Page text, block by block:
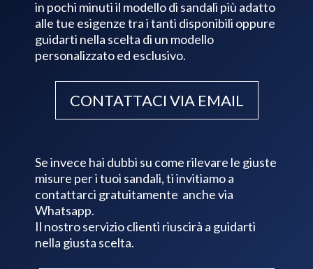
in pochi minuti il modello di sandali più adatto
alle tue esigenze tra i tanti disponibili oppure
guidarti nella scelta di un modello
personalizzato ed esclusivo.
CONTATTACI VIA EMAIL
Se invece hai dubbi su come rilevare le giuste
misure per i tuoi sandali, ti invitiamo a
contattarci gratuitamente anche via
Whatsapp.
Il nostro servizio clienti riuscirà a guidarti
nella giusta scelta.